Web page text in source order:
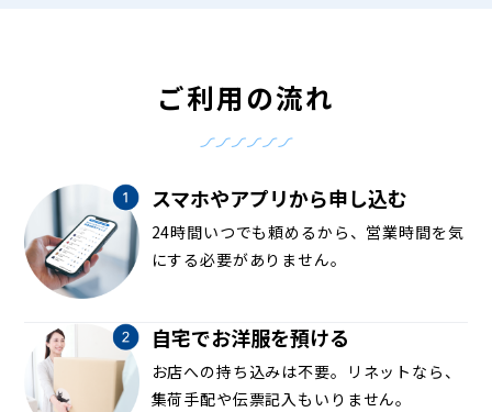
ご利用の流れ
スマホやアプリから申し込む
24時間いつでも頼めるから、営業時間を気
にする必要がありません。
自宅でお洋服を預ける
お店への持ち込みは不要。リネットなら、
集荷手配や伝票記入もいりません。